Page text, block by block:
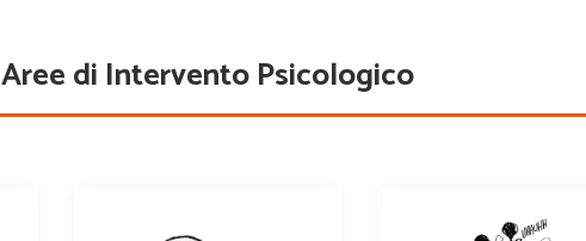
Aree di Intervento Psicologico